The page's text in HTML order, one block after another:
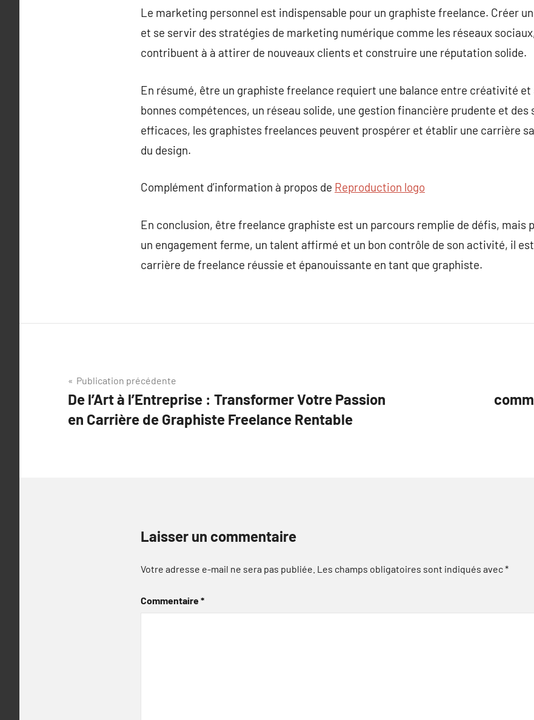
Le marketing personnel est indispensable pour un graphiste freelance. Créer
et se servir des stratégies de marketing numérique comme les réseaux
contribuent à à attirer de nouveaux clients et construire une réputation solide.
En résumé, être un graphiste freelance requiert une balance entre créativité et
bonnes compétences, un réseau solide, une gestion financière prudente et
efficaces, les graphistes freelances peuvent prospérer et établir une carrière
du design.
Complément d’information à propos de Reproduction logo
En conclusion, être freelance graphiste est un parcours remplie de défis, mais
un engagement ferme, un talent affirmé et un bon contrôle de son activité, il
carrière de freelance réussie et épanouissante en tant que graphiste.
Navigation
de
l’article
Publication précédente
De l’Art à l’Entreprise : Transformer Votre Passion
en Carrière de Graphiste Freelance Rentable
Laisser un commentaire
Votre adresse e-mail ne sera pas publiée. Les champs obligatoires sont indiqués avec*
Commentaire*